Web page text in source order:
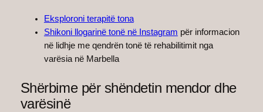
Eksploroni terapitë tona
Shikoni llogarinë tonë në Instagram për informacion
në lidhje me qendrën tonë të rehabilitimit nga
varësia në Marbella
Shërbime për shëndetin mendor dhe
varësinë